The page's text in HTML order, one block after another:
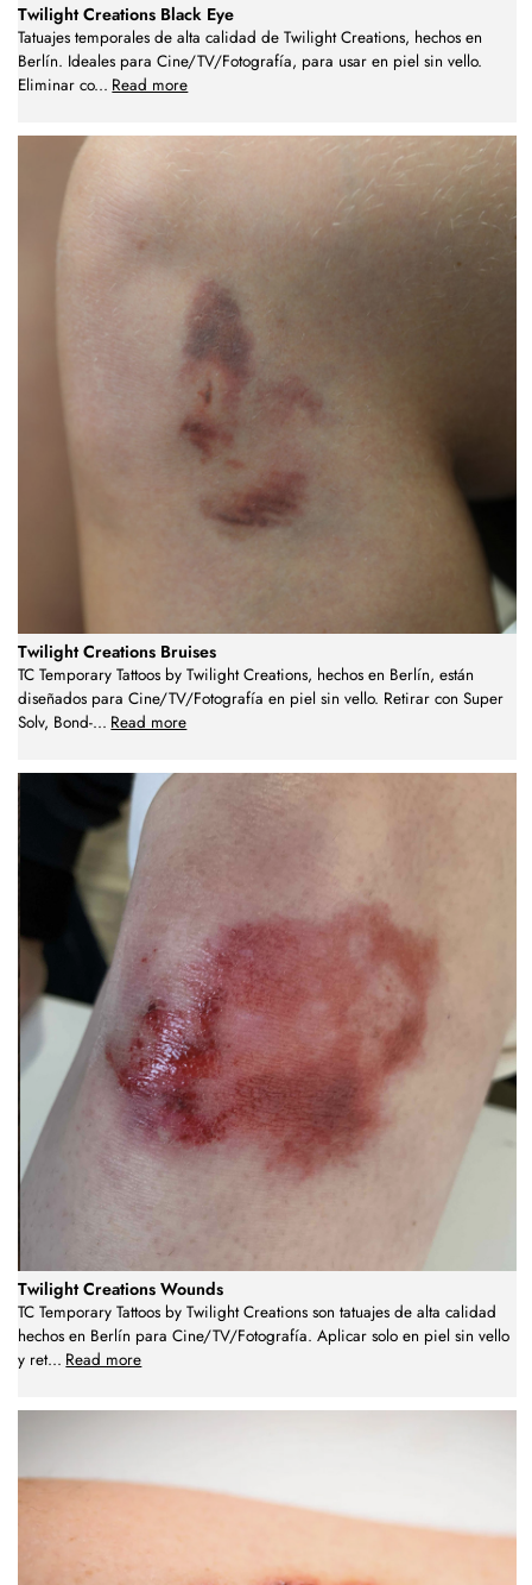
Twilight Creations Black Eye
Tatuajes temporales de alta calidad de Twilight Creations, hechos en
Berlín. Ideales para Cine/TV/Fotografía, para usar en piel sin vello.
Eliminar co... Read more
Twilight Creations Bruises
TC Temporary Tattoos by Twilight Creations, hechos en Berlín, están
diseñados para Cine/TV/Fotografía en piel sin vello. Retirar con Super
Solv, Bond-... Read more
Twilight Creations Wounds
TC Temporary Tattoos by Twilight Creations son tatuajes de alta calidad
hechos en Berlín para Cine/TV/Fotografía. Aplicar solo en piel sin vello
y ret... Read more